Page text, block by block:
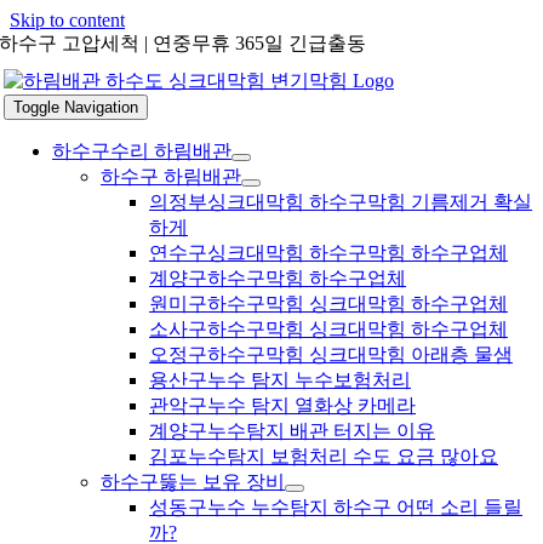
Skip to content
하수구 고압세척 | 연중무휴 365일 긴급출동
Toggle Navigation
하수구수리 하림배관
하수구 하림배관
의정부싱크대막힘 하수구막힘 기름제거 확실
하게
연수구싱크대막힘 하수구막힘 하수구업체
계양구하수구막힘 하수구업체
원미구하수구막힘 싱크대막힘 하수구업체
소사구하수구막힘 싱크대막힘 하수구업체
오정구하수구막힘 싱크대막힘 아래층 물샘
용산구누수 탐지 누수보험처리
관악구누수 탐지 열화상 카메라
계양구누수탐지 배관 터지는 이유
김포누수탐지 보험처리 수도 요금 많아요
하수구뚫는 보유 장비
성동구누수 누수탐지 하수구 어떤 소리 들릴
까?